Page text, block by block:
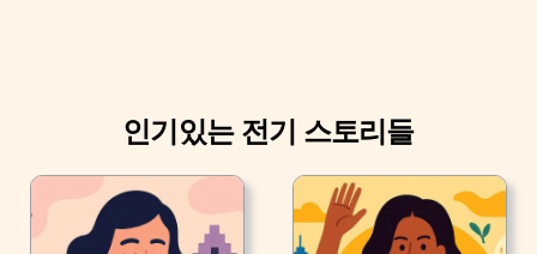
인기있는 전기 스토리들